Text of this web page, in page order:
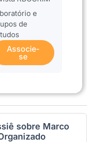
e
de
Associe-
se
sobre Marco